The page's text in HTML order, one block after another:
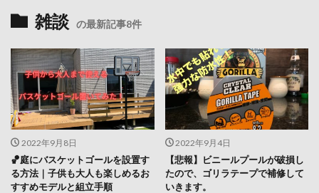
雑談 の最新記事8件
2022年9月8日
🏀庭にバスケットゴールを設置す
る方法｜子供も大人も楽しめるお
すすめモデルと組立手順
2022年9月4日
【悲報】ビニールプールが破損し
たので、ゴリラテープで補修して
いきます。